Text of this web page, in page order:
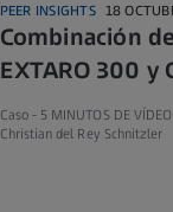
PEER INSIGHTS 18
Combinación
EXTARO 300 y
Caso - 5 MINUTOS DE VÍDEO
Christian del Rey Schnitzler